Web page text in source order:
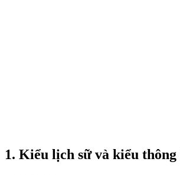
1. Kiểu lịch sữ và kiểu